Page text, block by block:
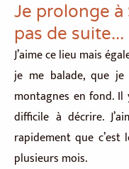
Je prolonge à
pas de suite...
J’aime ce lieu mais
je me balade, que
montagnes en fond.
difficile à décrire.
rapidement que
plusieurs mois.